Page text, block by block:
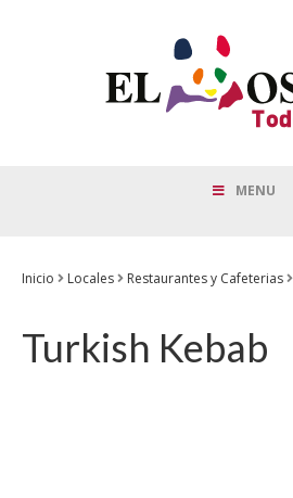
MENU
Inicio Locales Restaurantes y Cafeterias
Turkish Kebab